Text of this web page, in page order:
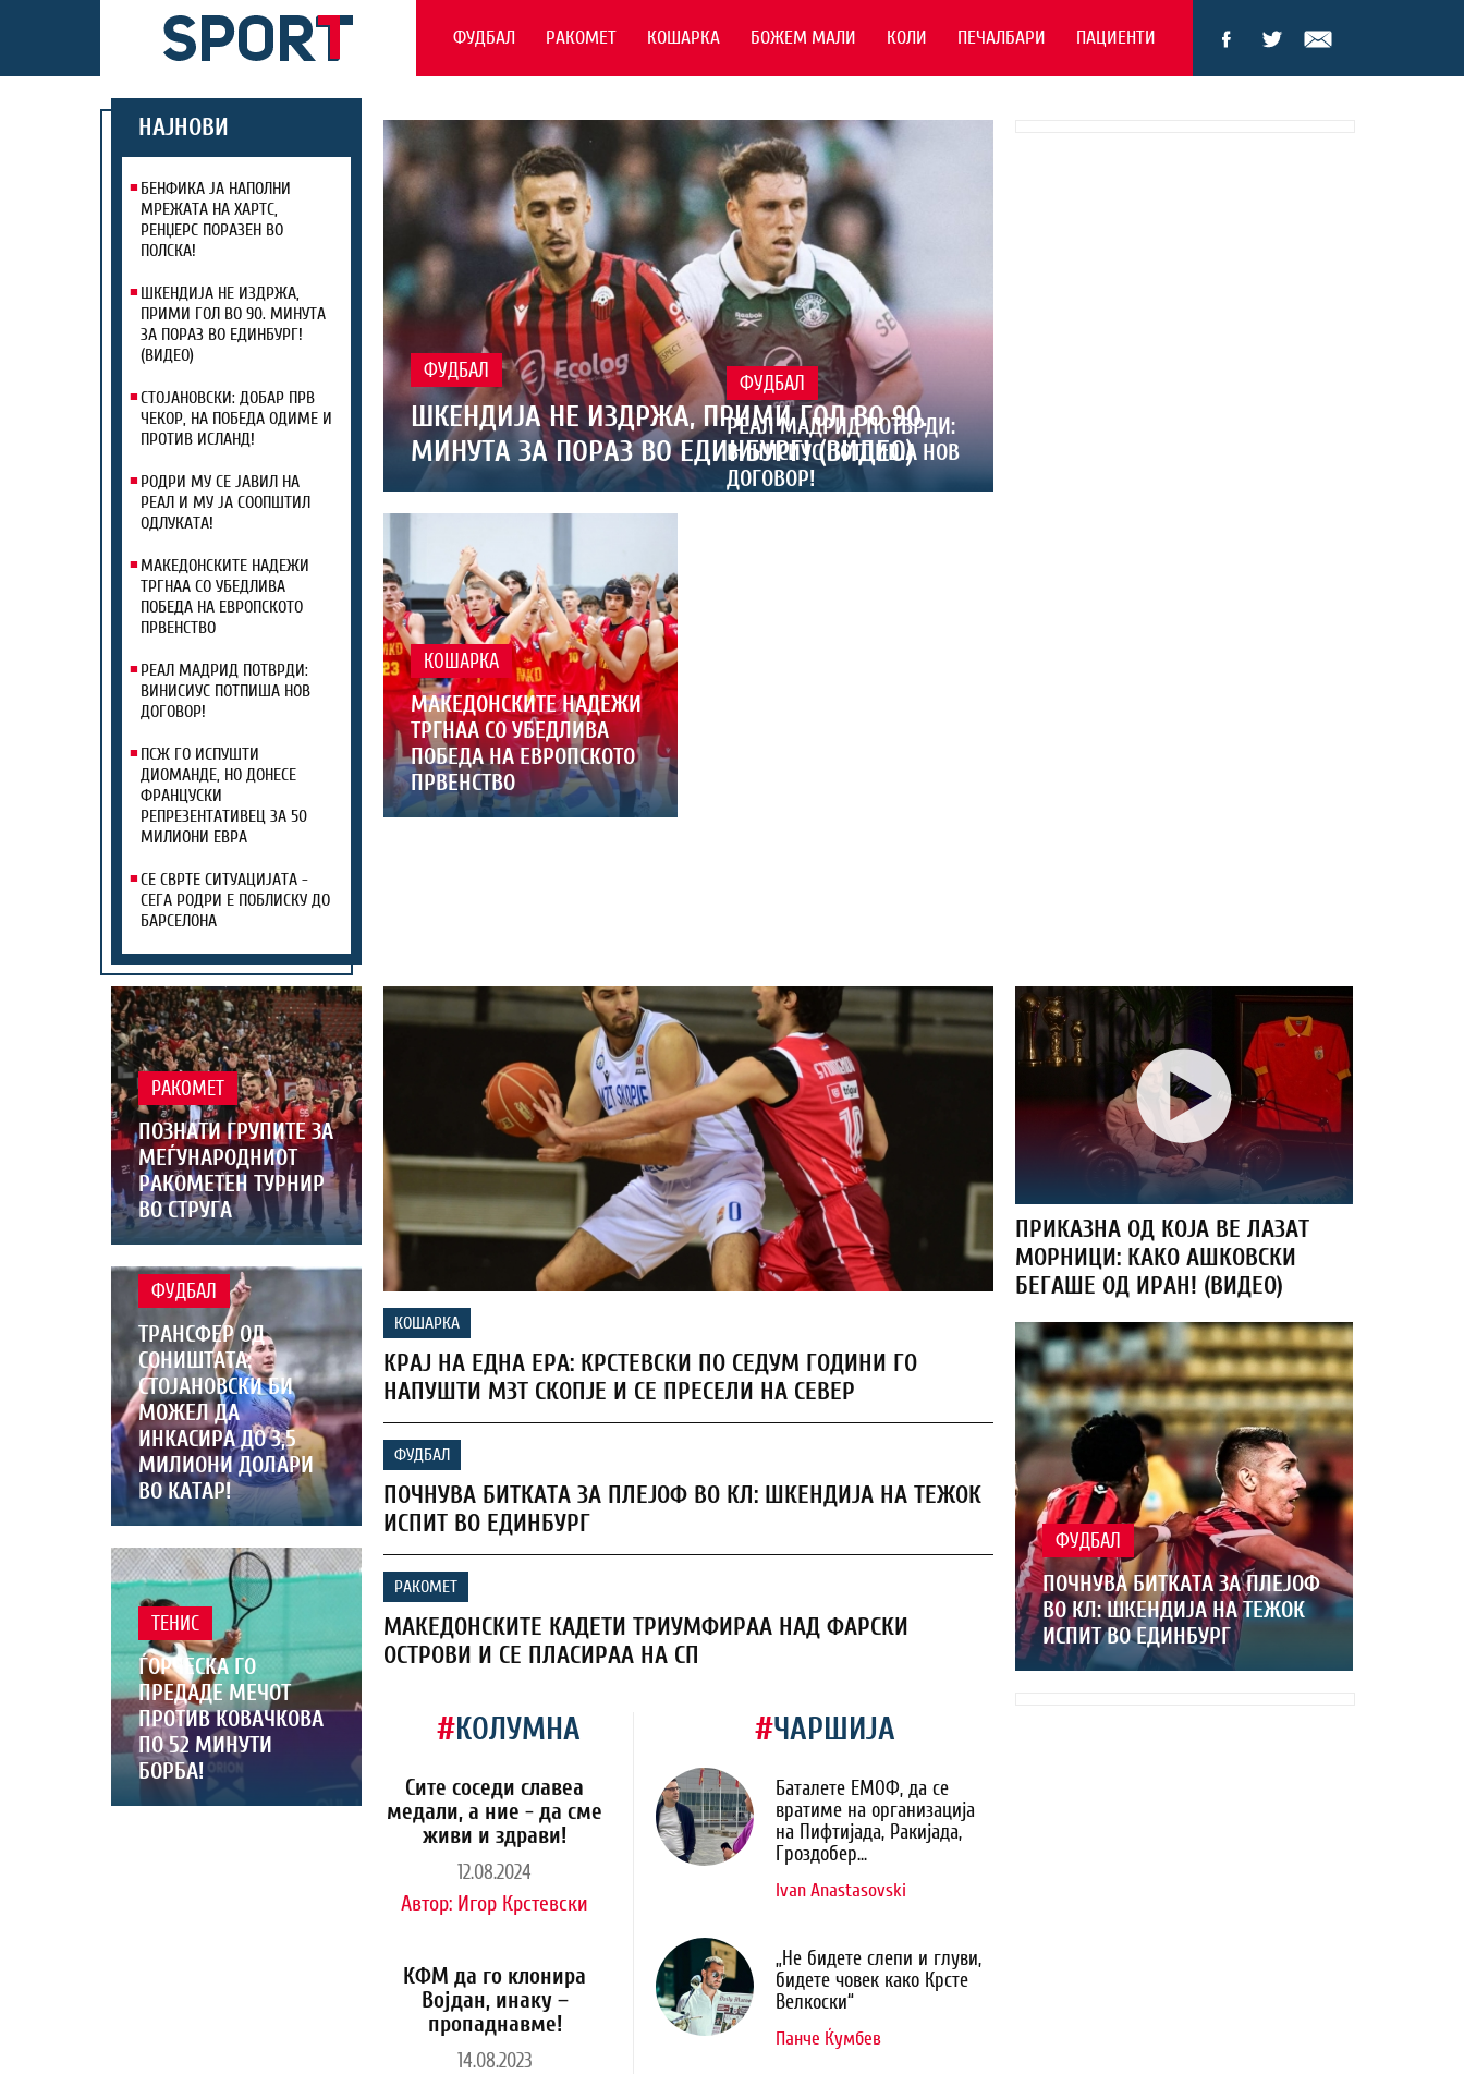
ФУДБАЛ РАКОМЕТ КОШАРКА БОЖЕМ МАЛИ КОЛИ ПЕЧАЛБАРИ ПАЦИЕНТИ
НАЈНОВИ
БЕНФИКА ЈА НАПОЛНИ
МРЕЖАТА НА ХАРТС,
РЕНЏЕРС ПОРАЗЕН ВО
ПОЛСКА!
ШКЕНДИЈА НЕ ИЗДРЖА,
ПРИМИ ГОЛ ВО 90. МИНУТА
ЗА ПОРАЗ ВО ЕДИНБУРГ!
(ВИДЕО)
СТОЈАНОВСКИ: ДОБАР ПРВ
ЧЕКОР, НА ПОБЕДА ОДИМЕ И
ПРОТИВ ИСЛАНД!
РОДРИ МУ СЕ ЈАВИЛ НА
РЕАЛ И МУ ЈА СООПШТИЛ
ОДЛУКАТА!
МАКЕДОНСКИТЕ НАДЕЖИ
ТРГНАА СО УБЕДЛИВА
ПОБЕДА НА ЕВРОПСКОТО
ПРВЕНСТВО
РЕАЛ МАДРИД ПОТВРДИ:
ВИНИСИУС ПОТПИША НОВ
ДОГОВОР!
ПСЖ ГО ИСПУШТИ
ДИОМАНДЕ, НО ДОНЕСЕ
ФРАНЦУСКИ
РЕПРЕЗЕНТАТИВЕЦ ЗА 50
МИЛИОНИ ЕВРА
СЕ СВРТЕ СИТУАЦИЈАТА -
СЕГА РОДРИ Е ПОБЛИСКУ ДО
БАРСЕЛОНА
ФУДБАЛ
ШКЕНДИЈА НЕ ИЗДРЖА, ПРИМИ ГОЛ ВО 90.
МИНУТА ЗА ПОРАЗ ВО ЕДИНБУРГ! (ВИДЕО)
КОШАРКА
МАКЕДОНСКИТЕ НАДЕЖИ
ТРГНАА СО УБЕДЛИВА
ПОБЕДА НА ЕВРОПСКОТО
ПРВЕНСТВО
ФУДБАЛ
РЕАЛ МАДРИД ПОТВРДИ:
ВИНИСИУС ПОТПИША НОВ
ДОГОВОР!
РАКОМЕТ
ПОЗНАТИ ГРУПИТЕ ЗА
МЕЃУНАРОДНИОТ
РАКОМЕТЕН ТУРНИР
ВО СТРУГА
ФУДБАЛ
ТРАНСФЕР ОД
СОНИШТАТА:
СТОЈАНОВСКИ БИ
МОЖЕЛ ДА
ИНКАСИРА ДО 3,5
МИЛИОНИ ДОЛАРИ
ВО КАТАР!
ТЕНИС
ЃОРЧЕСКА ГО
ПРЕДАДЕ МЕЧОТ
ПРОТИВ КОВАЧКОВА
ПО 52 МИНУТИ
БОРБА!
КОШАРКА
КРАЈ НА ЕДНА ЕРА: КРСТЕВСКИ ПО СЕДУМ ГОДИНИ ГО
НАПУШТИ МЗТ СКОПЈЕ И СЕ ПРЕСЕЛИ НА СЕВЕР
ФУДБАЛ
ПОЧНУВА БИТКАТА ЗА ПЛЕЈОФ ВО КЛ: ШКЕНДИЈА НА ТЕЖОК
ИСПИТ ВО ЕДИНБУРГ
РАКОМЕТ
МАКЕДОНСКИТЕ КАДЕТИ ТРИУМФИРАА НАД ФАРСКИ
ОСТРОВИ И СЕ ПЛАСИРАА НА СП
#КОЛУМНА
Сите соседи славеа
медали, а ние - да сме
живи и здрави!
12.08.2024
Автор: Игор Крстевски
КФМ да го клонира
Војдан, инаку –
пропаднавме!
14.08.2023
#ЧАРШИЈА
Баталете ЕМОФ, да се
вратиме на организација
на Пифтијада, Ракијада,
Гроздобер...
Ivan Anastasovski
„Не бидете слепи и глуви,
бидете човек како Крсте
Велкоски“
Панче Ќумбев
ПРИКАЗНА ОД КОЈА ВЕ ЛАЗАТ
МОРНИЦИ: КАКО АШКОВСКИ
БЕГАШЕ ОД ИРАН! (ВИДЕО)
ФУДБАЛ
ПОЧНУВА БИТКАТА ЗА ПЛЕЈОФ
ВО КЛ: ШКЕНДИЈА НА ТЕЖОК
ИСПИТ ВО ЕДИНБУРГ